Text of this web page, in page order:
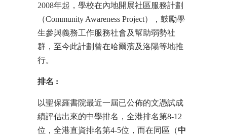
2008年起，學校在內地開展社區服務計劃
（Community Awareness Project），鼓勵學
生參與義務工作服務社會及幫助弱勢社
群，至今此計劃曾在哈爾濱及洛陽等地推
行。
排名 :
以聖保羅書院最近一屆已公佈的文憑試成
績評估出來的中學排名，全港排名第8-12
位，全港直資排名第4-5位，而在同區（中